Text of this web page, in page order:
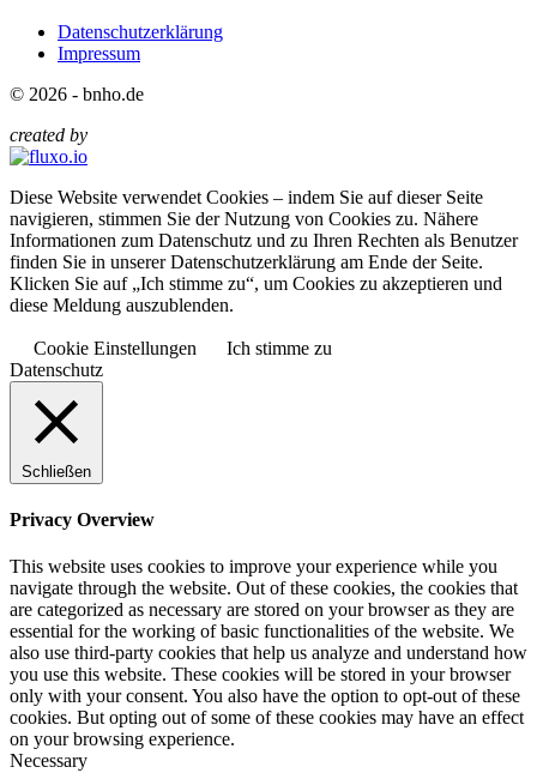
Datenschutzerklärung
Impressum
© 2026 - bnho.de
created by
Diese Website verwendet Cookies – indem Sie auf dieser Seite
navigieren, stimmen Sie der Nutzung von Cookies zu. Nähere
Informationen zum Datenschutz und zu Ihren Rechten als Benutzer
finden Sie in unserer Datenschutzerklärung am Ende der Seite.
Klicken Sie auf „Ich stimme zu“, um Cookies zu akzeptieren und
diese Meldung auszublenden.
Cookie Einstellungen
Ich stimme zu
Datenschutz
Schließen
Privacy Overview
This website uses cookies to improve your experience while you
navigate through the website. Out of these cookies, the cookies that
are categorized as necessary are stored on your browser as they are
essential for the working of basic functionalities of the website. We
also use third-party cookies that help us analyze and understand how
you use this website. These cookies will be stored in your browser
only with your consent. You also have the option to opt-out of these
cookies. But opting out of some of these cookies may have an effect
on your browsing experience.
Necessary